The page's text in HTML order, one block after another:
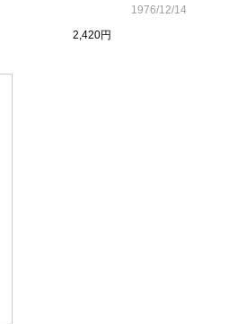
2,420円
1976/12/14